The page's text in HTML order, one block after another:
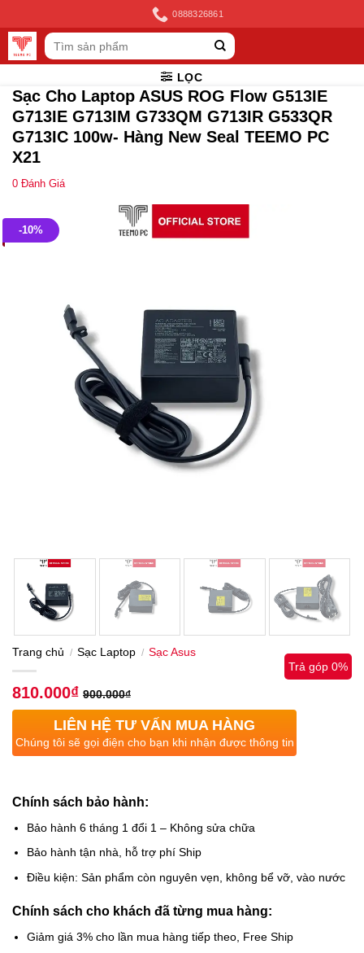
to
content
0888326861
Tìm
kiếm:
LỌC
Sạc Cho Laptop ASUS ROG Flow G513IE
G713IE G713IM G733QM G713IR G533QR
G713IC 100w- Hàng New Seal TEEMO PC
X21
0 Đánh Giá
-10%
Trang chủ / Sạc Laptop / Sạc Asus
810.000₫ 900.000₫
Trả góp 0%
LIÊN HỆ TƯ VẤN MUA HÀNG
Chúng tôi sẽ gọi điện cho bạn khi nhận được thông tin
Chính sách bảo hành:
Bảo hành 6 tháng 1 đổi 1 – Không sửa chữa
Bảo hành tận nhà, hỗ trợ phí Ship
Điều kiện: Sản phẩm còn nguyên vẹn, không bể vỡ, vào nước
Chính sách cho khách đã từng mua hàng:
Giảm giá 3% cho lần mua hàng tiếp theo, Free Ship